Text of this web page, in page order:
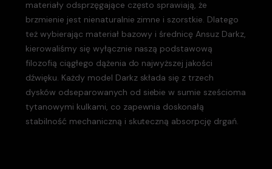
materiały odsprzęgające często sprawiają, że
brzmienie jest nienaturalnie zimne i szorstkie. Dlatego
też wybierając materiał bazowy i średnicę Ansuz Darkz,
kierowaliśmy się wyłącznie naszą podstawową
filozofią ciągłego dążenia do najwyższej jakości
dźwięku. Każdy model Darkz składa się z trzech
dysków odseparowanych od siebie w sumie sześcioma
tytanowymi kulkami, co zapewnia doskonałą
stabilność mechaniczną i skuteczną absorpcję drgań.